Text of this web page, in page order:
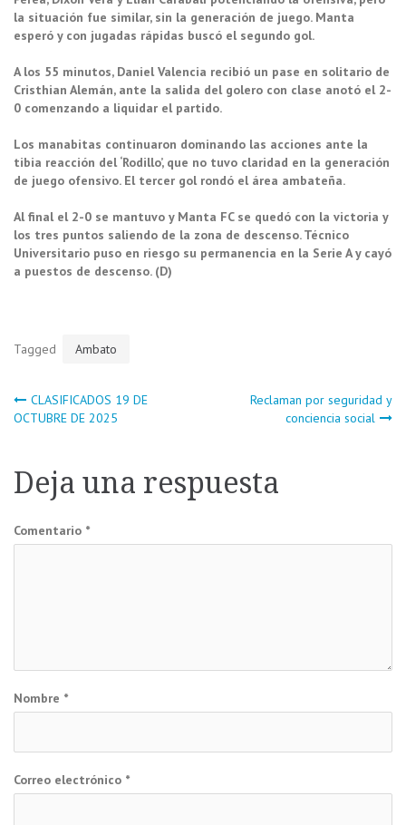
la situación fue similar, sin la generación de juego. Manta
esperó y con jugadas rápidas buscó el segundo gol.
A los 55 minutos, Daniel Valencia recibió un pase en solitario de
Cristhian Alemán, ante la salida del golero con clase anotó el 2-
0 comenzando a liquidar el partido.
Los manabitas continuaron dominando las acciones ante la
tibia reacción del ‘Rodillo’, que no tuvo claridad en la generación
de juego ofensivo. El tercer gol rondó el área ambateña.
Al final el 2-0 se mantuvo y Manta FC se quedó con la victoria y
los tres puntos saliendo de la zona de descenso. Técnico
Universitario puso en riesgo su permanencia en la Serie A y cayó
a puestos de descenso. (D)
Tagged Ambato
Navegación
entradas
CLASIFICADOS 19 DE
OCTUBRE DE 2025
Reclaman por seguridad y
conciencia social
Deja una respuesta
Comentario *
Nombre *
Correo electrónico *